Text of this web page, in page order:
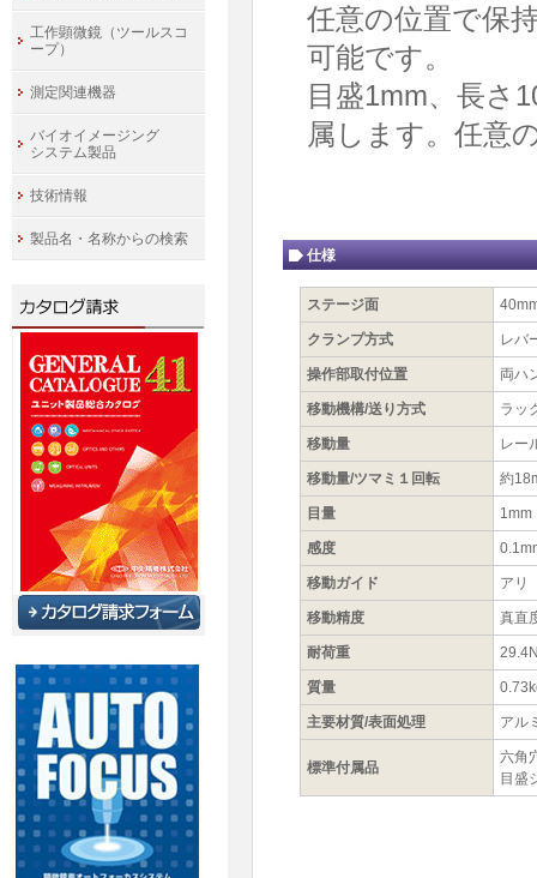
任意の位置で保
可能です。
目盛1mm、長さ
属します。任意
仕様
ステージ面
クランプ方式 レバ
操作部取付位置 両ハ
移動機構/送り方式 ラッ
移動量 レー
移動量/ツマミ１回転 約
目量 1mm
感度
移動ガイド アリ
移動精度 真直
耐荷重
質量
主要材質/表面処理 アル
標準付属品
六角
目盛
工作顕微鏡（ツールスコ
ープ）
測定関連機器
バイオイメージング
システム製品
技術情報
製品名・名称からの検索